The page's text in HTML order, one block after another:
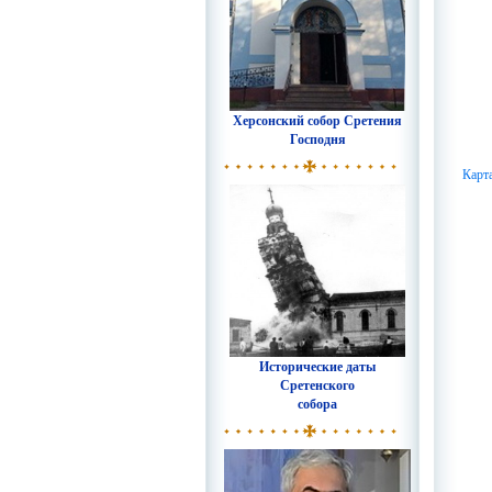
Херсонский собор Сретения
Господня
Исторические даты
Сретенского
собора